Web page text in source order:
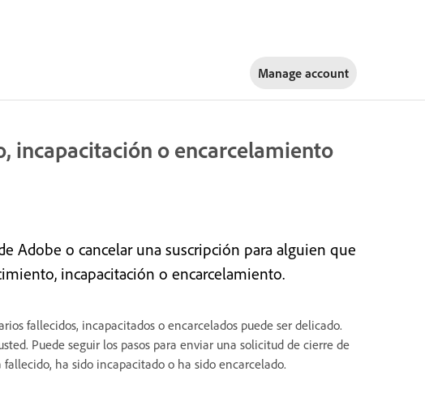
Manage account
incapacitación o encarcelamiento
Adobe o cancelar una suscripción para alguien que
incapacitación o encarcelamiento.
fallecidos, incapacitados o encarcelados puede ser delicado.
Puede seguir los pasos para enviar una solicitud de cierre de
ha sido incapacitado o ha sido encarcelado.